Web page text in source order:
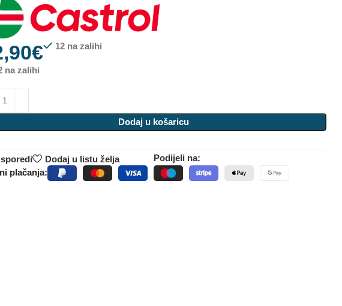
€ 12 na zalihi
na zalihi
Dodaj u košaricu
Dodaj u listu želja
Podijeli na:
plačanja: